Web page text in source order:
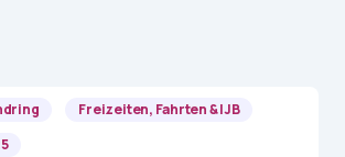
Freizeiten, Fahrten & IJB